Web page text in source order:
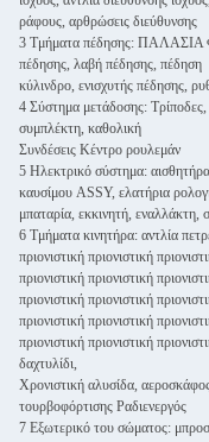
ράφους, αρθρώσεις διεύθυνσης
3 Τμήματα πέδησης: ΠΑΛΑΣΙΑ
πέδησης, λαβή πέδησης, πέδηση
κύλινδρο, ενισχυτής πέδησης,
4 Σύστημα μετάδοσης:
συμπλέκτη, καθολική
Συνδέσεις Κέντρο ρουλεμάν
5 Ηλεκτρικό σύστημα:
καυσίμου ASSY, ελατήρια
μπαταρία, εκκινητή, εναλλάκτη,
6 Τμήματα κινητήρα: αντλία
πριονιστική πριονιστική
πριονιστική πριονιστική
πριονιστική πριονιστική
πριονιστική πριονιστική
πριονιστική πριονιστική
δαχτυλίδι,
Χρονιστική αλυσίδα,
τουρβοφόρτισης Ραδιενεργός
7 Εξωτερικό του σώματος: